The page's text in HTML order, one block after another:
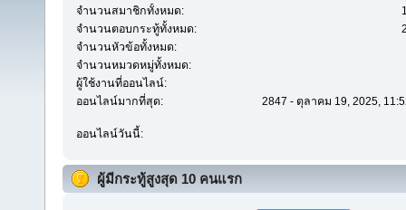
จำนวนสมาชิกทั้งหมด:
จำนวนตอบกระทู้ทั้งหมด:
จำนวนหัวข้อทั้งหมด:
จำนวนหมวดหมู่ทั้งหมด:
ผู้ใช้งานที่ออนไลน์:
ออนไลน์มากที่สุด:
2847 - ตุลาคม 19, 2025,
ออนไลน์วันนี้:
ผู้มีกระทู้สูงสุด 10 คนแรก